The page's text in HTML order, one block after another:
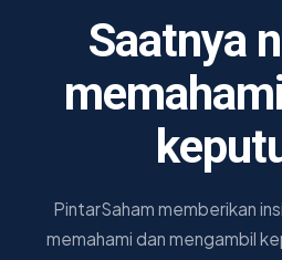
Saatnya
PintarSaham memberikan
memahami dan mengambil